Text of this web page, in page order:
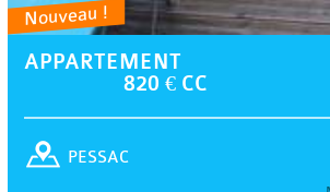
Nouveau !
APPARTEMENT
820 € CC
PESSAC